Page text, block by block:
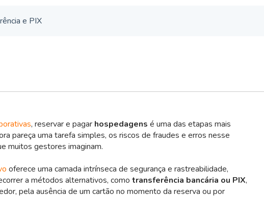
e PIX
, reservar e pagar hospedagens é uma das etapas mais
pareça uma tarefa simples, os riscos de fraudes e erros nesse
muitos gestores imaginam.
oferece uma camada intrínseca de segurança e rastreabilidade,
a métodos alternativos, como transferência bancária ou PIX,
pela ausência de um cartão no momento da reserva ou por